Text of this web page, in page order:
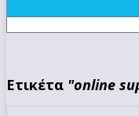
Ετικέτα "online